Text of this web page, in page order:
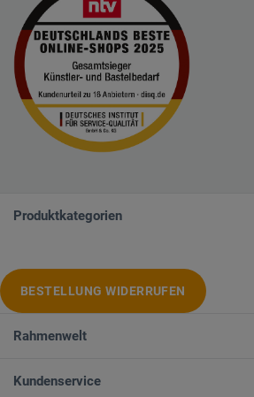
Produktkategorien
BESTELLUNG WIDERRUFEN
Rahmenwelt
Kundenservice